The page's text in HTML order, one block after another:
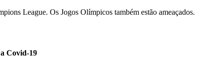
League. Os Jogos Olímpicos também estão ameaçados.
Covid-19